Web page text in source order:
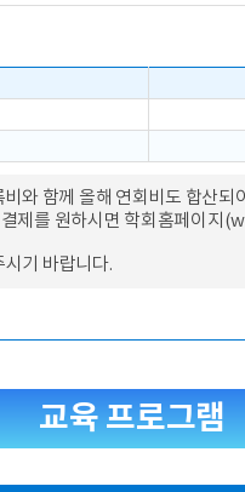
와 함께 올해 연회비도 합산되
제를 원하시면 학회홈페이지(
기 바랍니다.
교육 프로그램